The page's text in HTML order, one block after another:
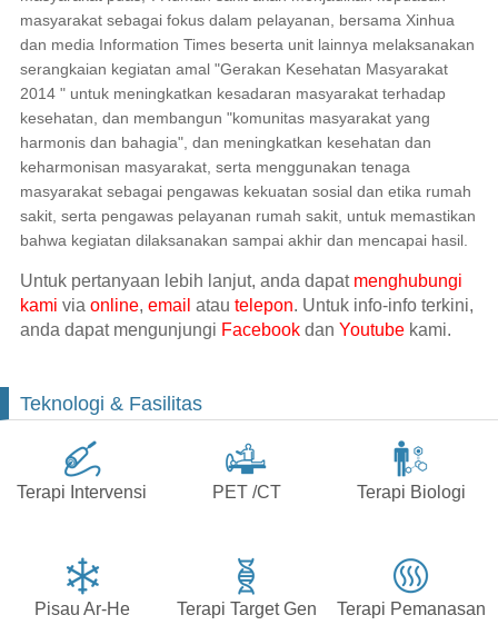
masyarakat sebagai fokus dalam pelayanan, bersama Xinhua
dan media Information Times beserta unit lainnya melaksanakan
serangkaian kegiatan amal "Gerakan Kesehatan Masyarakat
2014 " untuk meningkatkan kesadaran masyarakat terhadap
kesehatan, dan membangun "komunitas masyarakat yang
harmonis dan bahagia", dan meningkatkan kesehatan dan
keharmonisan masyarakat, serta menggunakan tenaga
masyarakat sebagai pengawas kekuatan sosial dan etika rumah
sakit, serta pengawas pelayanan rumah sakit, untuk memastikan
bahwa kegiatan dilaksanakan sampai akhir dan mencapai hasil.
Untuk pertanyaan lebih lanjut, anda dapat menghubungi
kami via online, email atau telepon. Untuk info-info terkini,
anda dapat mengunjungi Facebookdan Youtubekami.
Teknologi & Fasilitas
Terapi Intervensi PET /CT Terapi Biologi
Pisau Ar-He Terapi Target Gen Terapi Pemanasan